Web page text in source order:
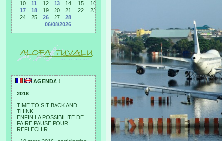
10
11 12 13 14 15
16
17
18 19 20 21 22
23
24
25 26 27
28
06/08/2026
AGENDA !
2016
TIME TO SIT BACK AND
THINK
ENFIN LA POSSIBILITE DE
FAIRE PAUSE POUR
REFLECHIR